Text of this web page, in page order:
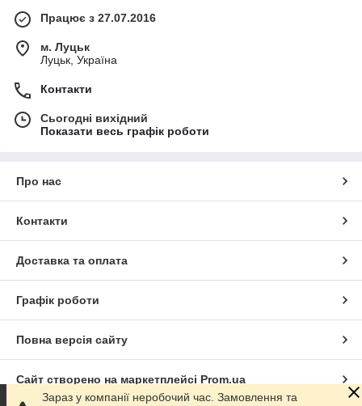
Працює з 27.07.2016
м. Луцьк
Луцьк, Україна
Контакти
Сьогодні вихідний
Показати весь графік роботи
Про нас
Контакти
Доставка та оплата
Графік роботи
Повна версія сайту
Сайт створено на маркетплейсі Prom.ua
Зараз у компанії неробочий час. Замовлення та